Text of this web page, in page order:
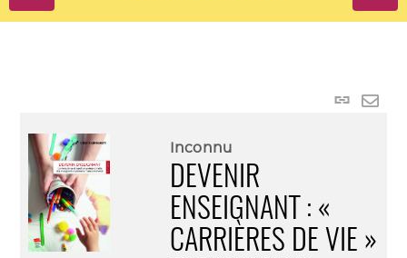
Lien
Inconnu
DEVENIR
ENSEIGNANT : «
CARRIÈRES DE VIE »